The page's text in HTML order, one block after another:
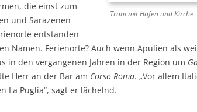
Trani mit Hafen und Kirche
die einst zum
und Sarazenen
entstanden
Namen. Ferienorte? Auch wenn Apulien als
in den vergangenen Jahren in der Region um
Herr an der Bar am Corso Roma. „Vor allem
La Puglia“, sagt er lächelnd.